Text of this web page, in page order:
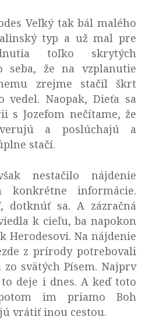
Veľký tak bál malého
typ a už mal pre
toľko skrytých
seba, že na vzplanutie
zrejme stačil škrt
vedel. Naopak, Dieťa sa
s Jozefom nečítame, že
a poslúchajú a
stačí.
nestačilo nájdenie
konkrétne informácie.
dotknúť sa. A zázračná
k cieľu, ba napokon
Herodesovi. Na nájdenie
z prírody potrebovali
svätých Písem. Najprv
deje i dnes. A keď toto
im priamo Boh
vrátiť inou cestou.